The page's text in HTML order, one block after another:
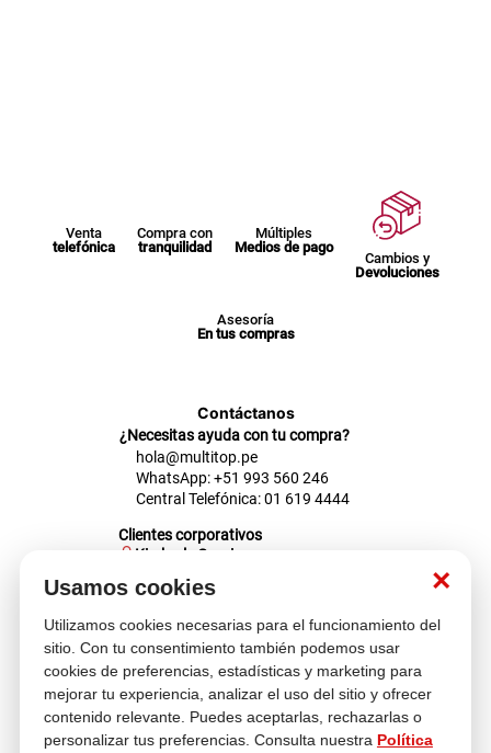
×
Usamos cookies
Utilizamos cookies necesarias para el funcionamiento del
sitio. Con tu consentimiento también podemos usar
cookies de preferencias, estadísticas y marketing para
mejorar tu experiencia, analizar el uso del sitio y ofrecer
contenido relevante. Puedes aceptarlas, rechazarlas o
personalizar tus preferencias. Consulta nuestra Política
Venta
telefónica
Compra con
tranquilidad
Múltiples
Medios de pago
Cambios y
Devoluciones
Asesoría
En tus compras
Contáctanos
¿Necesitas ayuda con tu compra?
hola@multitop.pe
WhatsApp: +51 993 560 246
Central Telefónica: 01 619 4444
Clientes corporativos
Kimberly Garcia
kgarcia@multitop.pe
Tienda física
Av. Iquitos 670 - 699, La Victoria
L-S: 8:00 a.m. - 6:30 p.m.
Feriados: 9:00 a.m. - 5:00 p.m.
Nosotros